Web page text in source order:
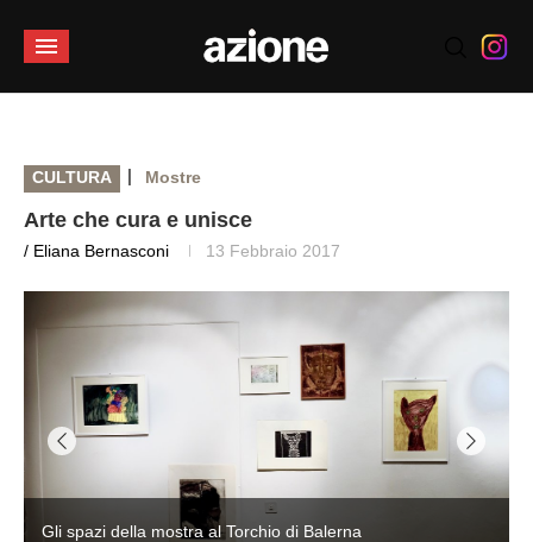
CULTURA | Mostre
Arte che cura e unisce
/ Eliana Bernasconi 13 Febbraio 2017
Gli spazi della mostra al Torchio di Balerna